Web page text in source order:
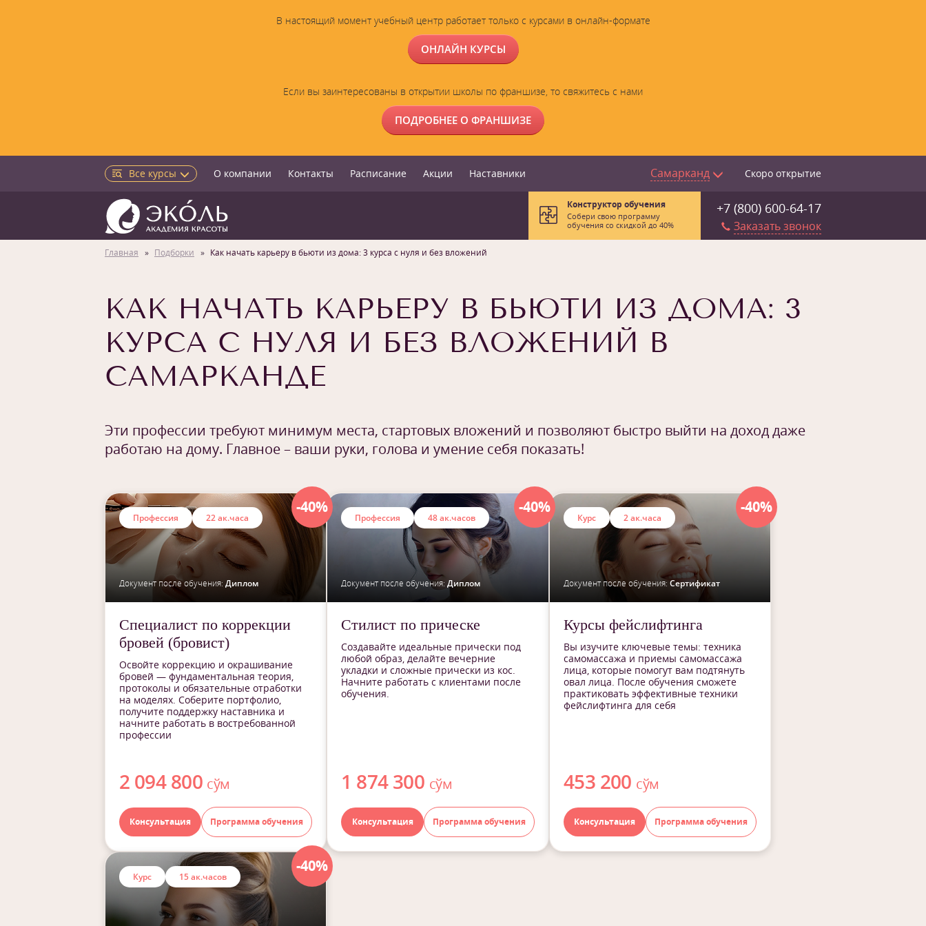
В настоящий момент учебный центр работает только с курсами в онлайн-формате
ОНЛАЙН КУРСЫ
Если вы заинтересованы в открытии школы по франшизе, то свяжитесь с нами
ПОДРОБНЕЕ О ФРАНШИЗЕ
Все курсы О компании Контакты Расписание Акции Наставники Самарканд Скоро открытие
+7 (800) 600-64-17
Заказать звонок
Конструктор обучения
Собери свою программу
обучения со скидкой до 40%
Главная Подборки Как начать карьеру в бьюти из дома: 3 курса с нуля и без вложений
КАК НАЧАТЬ КАРЬЕРУ В БЬЮТИ ИЗ ДОМА: 3
КУРСА С НУЛЯ И БЕЗ ВЛОЖЕНИЙ В
САМАРКАНДЕ
Эти профессии требуют минимум места, стартовых вложений и позволяют быстро выйти на доход даже
работаю на дому. Главное – ваши руки, голова и умение себя показать!
-40%
Профессия 22 ак.часа
Документ после обучения: Диплом
Специалист по коррекции
бровей (бровист)
Освойте коррекцию и окрашивание
бровей — фундаментальная теория,
протоколы и обязательные отработки
на моделях. Соберите портфолио,
получите поддержку наставника и
начните работать в востребованной
профессии
2 094 800 сўм
Консультация Программа обучения
-40%
Профессия 48 ак.часов
Документ после обучения:Диплом
Стилист по прическе
Создавайте идеальные прически под
любой образ, делайте вечерние
укладки и сложные прически из кос.
Начните работать с клиентами после
обучения.
1 874 300 сўм
Консультация Программа обучения
-40%
Курс 2 ак.часа
Документ после обучения: Сертификат
Курсы фейслифтинга
Вы изучите ключевые темы: техника
самомассажа и приемы самомассажа
лица, которые помогут вам подтянуть
овал лица. После обучения сможете
практиковать эффективные техники
фейслифтинга для себя
453 200 сўм
Консультация Программа обучения
-40%
Курс 15 ак.часов